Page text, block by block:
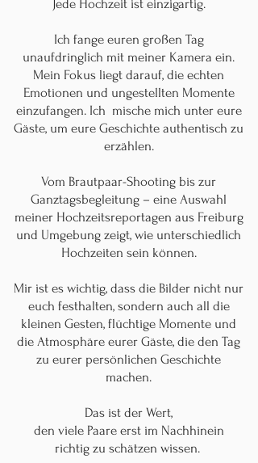
Jede Hochzeit ist einzigartig.
Ich fange euren großen Tag
unaufdringlich mit meiner Kamera ein.
Mein Fokus liegt darauf, die echten
Emotionen und ungestellten Momente
einzufangen. Ich mische mich unter eure
Gäste, um eure Geschichte authentisch zu
erzählen.
Vom Brautpaar-Shooting bis zur
Ganztagsbegleitung – eine Auswahl
meiner Hochzeitsreportagen aus Freiburg
und Umgebung zeigt, wie unterschiedlich
Hochzeiten sein können.
Mir ist es wichtig, dass die Bilder nicht nur
euch festhalten, sondern auch all die
kleinen Gesten, flüchtige Momente und
die Atmosphäre eurer Gäste, die den Tag
zu eurer persönlichen Geschichte
machen.
Das ist der Wert,
den viele Paare erst im Nachhinein
richtig zu schätzen wissen.